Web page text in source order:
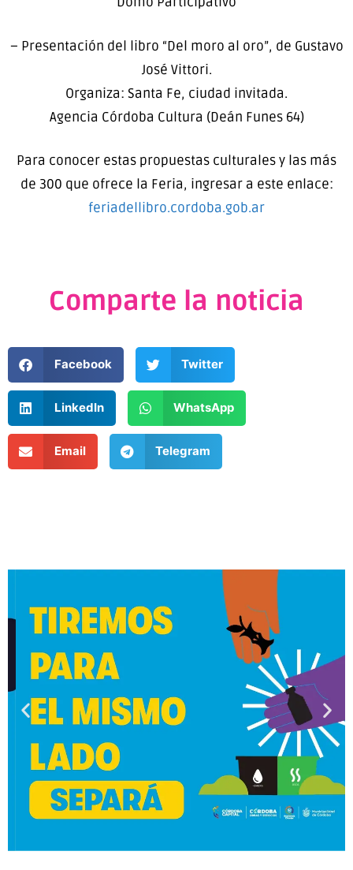
– Presentación del libro “Del moro al oro”, de Gustavo
José Vittori.
Organiza: Santa Fe, ciudad invitada.
Agencia Córdoba Cultura (Deán Funes 64)
Para conocer estas propuestas culturales y las más
de 300 que ofrece la Feria, ingresar a este enlace:
feriadellibro.cordoba.gob.ar
Comparte la noticia
Facebook Twitter
LinkedIn WhatsApp
Email Telegram